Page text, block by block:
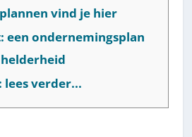
vind je hier
een ondernemingsplan
lees verder...